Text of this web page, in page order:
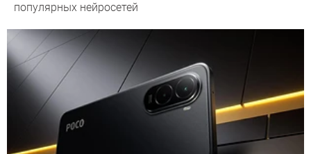
популярных нейросетей